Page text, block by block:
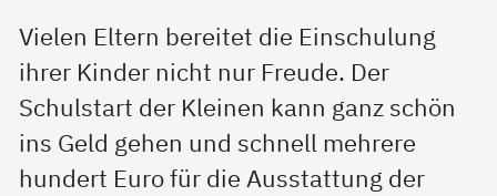
Vielen Eltern bereitet die Einschulung
ihrer Kinder nicht nur Freude. Der
Schulstart der Kleinen kann ganz schön
ins Geld gehen und schnell mehrere
hundert Euro für die Ausstattung der